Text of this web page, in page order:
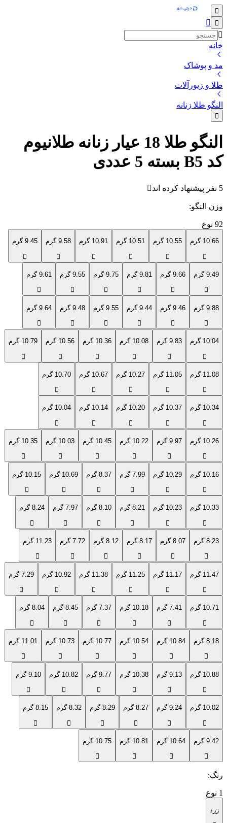
خانه
مد و پوشاک
طلا و زیورآلات
النگو طلا زنانه
النگو طلا 18 عیار زنانه طلانیوم
کد B5 بسته 5 عددی
5 نفر پیشنهاد کرده اند
وزن النگو:
92 نوع
10.66 گرم 10.55 گرم 10.51 گرم 10.91 گرم 9.58 گرم 9.45 گرم
9.49 گرم 9.66 گرم 9.81 گرم 9.75 گرم 9.55 گرم 9.61 گرم
9.88 گرم 9.46 گرم 9.44 گرم 9.55 گرم 9.48 گرم 9.64 گرم
10.04 گرم 9.83 گرم 10.08 گرم 10.36 گرم 10.56 گرم 10.79 گرم
11.08 گرم 11.05 گرم 10.27 گرم 10.67 گرم 10.70 گرم
10.34 گرم 10.37 گرم 10.20 گرم 10.14 گرم 10.04 گرم
10.26 گرم 9.97 گرم 10.22 گرم 10.45 گرم 10.03 گرم 10.35 گرم
10.16 گرم 10.29 گرم 7.99 گرم 8.37 گرم 10.69 گرم 10.15 گرم
10.33 گرم 10.23 گرم 8.21 گرم 8.10 گرم 7.97 گرم 8.24 گرم
8.23 گرم 8.07 گرم 8.17 گرم 8.12 گرم 7.72 گرم 11.23 گرم
11.47 گرم 11.17 گرم 11.25 گرم 11.38 گرم 10.92 گرم 7.29 گرم
10.71 گرم 7.41 گرم 10.18 گرم 7.37 گرم 8.45 گرم 8.04 گرم
8.18 گرم 10.84 گرم 10.54 گرم 10.77 گرم 10.73 گرم 11.01 گرم
10.88 گرم 9.13 گرم 10.38 گرم 9.77 گرم 10.82 گرم 9.10 گرم
10.02 گرم 9.24 گرم 8.27 گرم 8.29 گرم 8.32 گرم 8.15 گرم
9.42 گرم 10.64 گرم 10.81 گرم 10.75 گرم
رنگ:
1 نوع
زرد